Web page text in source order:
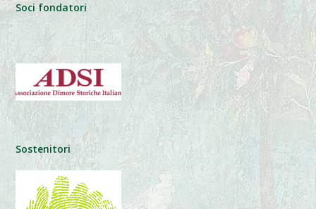
Soci fondatori
Sostenitori